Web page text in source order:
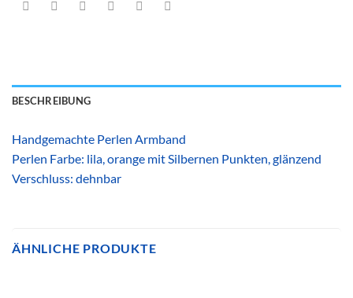
BESCHREIBUNG
Handgemachte Perlen Armband
Perlen Farbe: lila, orange mit Silbernen Punkten, glänzend
Verschluss: dehnbar
ÄHNLICHE PRODUKTE